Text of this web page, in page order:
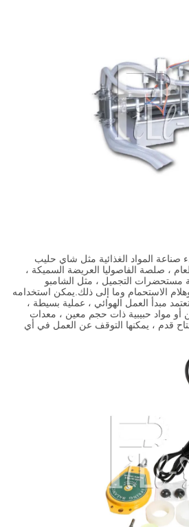
صناعة المواد الغذائية مثل شاي حليب
، صلصة الفاصوليا العريضة السميكة ،
مستحضرات التجميل ، مثل الشامبو
الاستحمام وما إلى ذلك.يمكن استخدامه
مبدأ العمل الهوائي ، عملية بسيطة ،
أو مواد حبيبية ذات حجم معين ، معدات
قدم ، يمكنها التوقف عن العمل في أي